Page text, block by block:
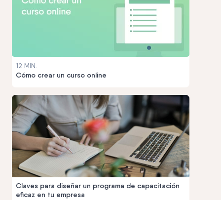
12 MIN.
Cómo crear un curso online
Claves para diseñar un programa de capacitación
eficaz en tu empresa